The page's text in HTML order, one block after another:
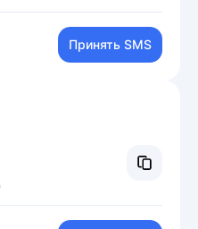
Принять SMS